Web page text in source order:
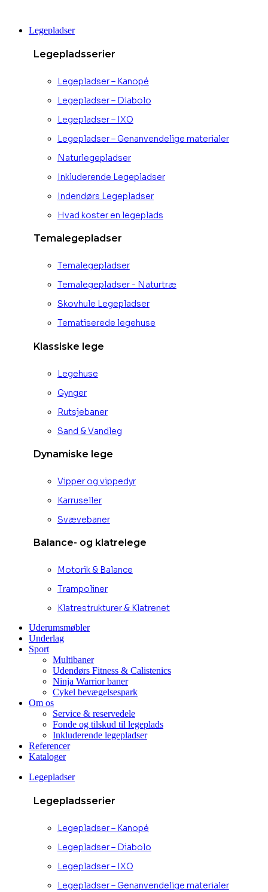
indholdLegepladser
Legepladsserier
Legepladser – Kanopé
Legepladser – Diabolo
Legepladser – IXO
Legepladser – Genanvendelige materialer
Naturlegepladser
Inkluderende Legepladser
Indendørs Legepladser
Hvad koster en legeplads
Temalegepladser
Temalegepladser
Temalegepladser - Naturtræ
Skovhule Legepladser
Tematiserede legehuse
Klassiske lege
Legehuse
Gynger
Rutsjebaner
Sand & Vandleg
Dynamiske lege
Vipper og vippedyr
Karruseller
Svævebaner
Balance- og klatrelege
Motorik & Balance
Trampoliner
Klatrestrukturer & Klatrenet
Uderumsmøbler
Underlag
Sport
Multibaner
Udendørs Fitness & Calistenics
Ninja Warrior baner
Cykel bevægelsespark
Om os
Service & reservedele
Fonde og tilskud til legeplads
Inkluderende legepladser
Referencer
Kataloger
Legepladser
Legepladsserier
Legepladser – Kanopé
Legepladser – Diabolo
Legepladser – IXO
Legepladser – Genanvendelige materialer